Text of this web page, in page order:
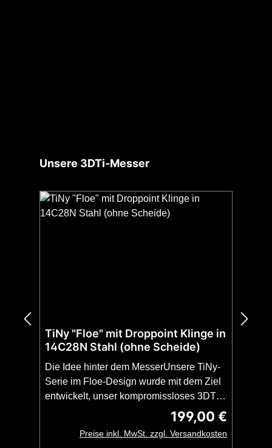
Produktgalerie überspringen
Unsere 3DTi-Messer
TiNy "Floe" mit Droppoint Klinge in
14C28N Stahl (ohne Scheide)
Die Idee hinter dem MesserUnsere TiNy-
Serie im Floe-Design wurde mit dem Ziel
entwickelt, unser kompromissloses 3DTi-
Design in noch kompakterer und leichterer
Form anbieten zu können. Das TiNy mit
Droppoint-Klinge ist, trotz des extrem
Regulärer Preis:
199,00 €
Preise inkl. MwSt. zzgl. Versandkosten